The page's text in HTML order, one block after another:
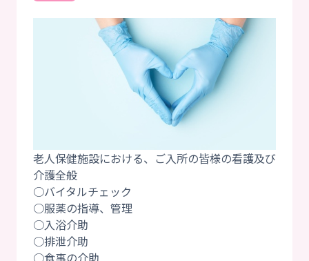
老人保健施設における、ご入所の皆様の看護及び
介護全般
○バイタルチェック
○服薬の指導、管理
○入浴介助
○排泄介助
○食事の介助